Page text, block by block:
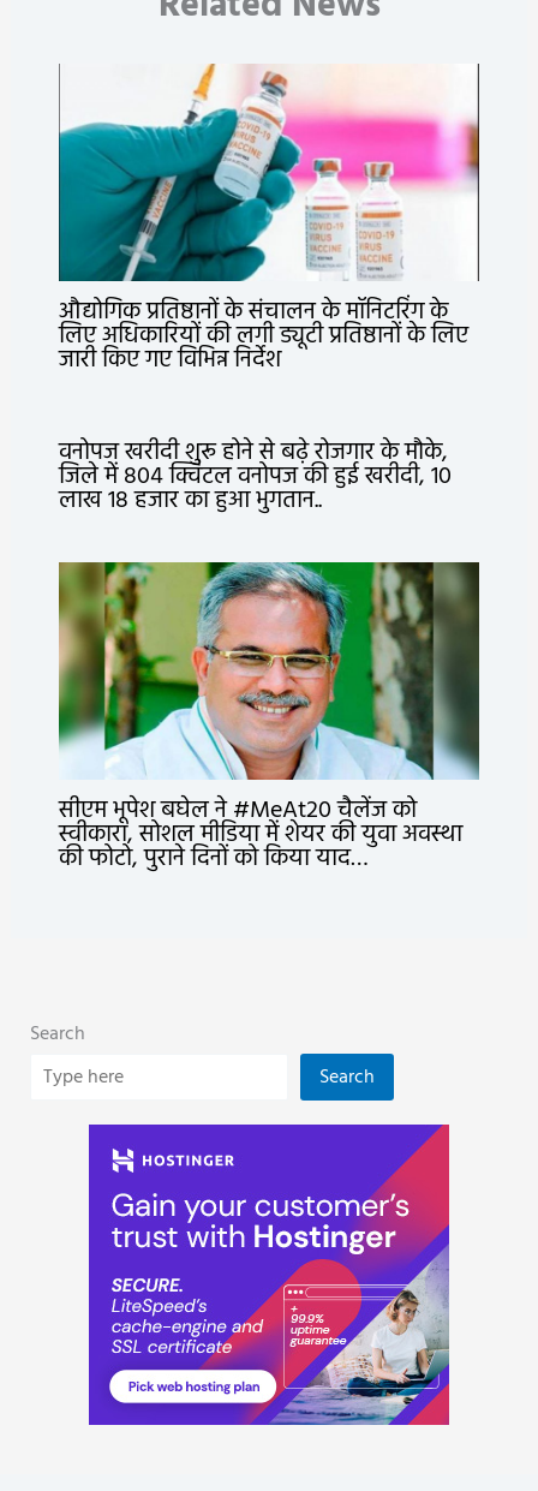
औद्योगिक प्रतिष्ठानों के संचालन के मॉनिटरिंग के
लिए अधिकारियों की लगी ड्यूटी प्रतिष्ठानों के लिए
जारी किए गए विभिन्न निर्देश
वनोपज खरीदी शुरू होने से बढ़े रोजगार के मौके,
जिले में 804 क्विंटल वनोपज की हुई खरीदी, 10
लाख 18 हजार का हुआ भुगतान..
सीएम भूपेश बघेल ने #MeAt20 चैलेंज को
स्वीकारा, सोशल मीडिया में शेयर की युवा अवस्था
की फोटो, पुराने दिनों को किया याद…
Search
Search